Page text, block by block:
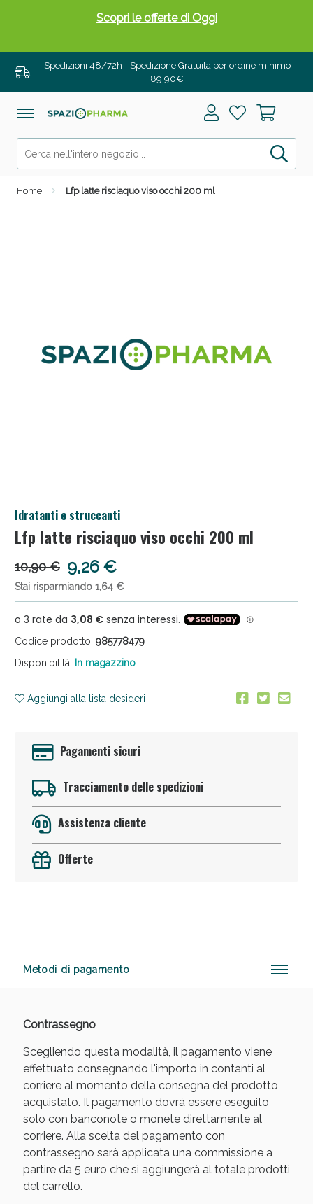
Spedizioni 48/72h - Spedizione Gratuita per ordine minimo
89,90€
Home Lfp latte risciaquo viso occhi 200 ml
Idratanti e struccanti
Lfp latte risciaquo viso occhi 200 ml
10,90 € 9,26 €
Stai risparmiando 1,64 €
Codice prodotto: 985778479
Disponibilità: In magazzino
Aggiungi alla lista desideri
Pagamenti sicuri
Tracciamento delle spedizioni
Assistenza cliente
Offerte
Metodi di pagamento
Contrassegno
Scegliendo questa modalità, il pagamento viene
effettuato consegnando l'importo in contanti al
corriere al momento della consegna del prodotto
acquistato. Il pagamento dovrà essere eseguito
solo con banconote o monete direttamente al
corriere. Alla scelta del pagamento con
contrassegno sarà applicata una commissione a
partire da 5 euro che si aggiungerà al totale prodotti
del carrello.
Scopri le offerte di Oggi
Salini e Multivitaminici: oggi Sconto extra fino al
Anticellulite e Fanghi: Sconto fino al 40% valido
oggi!